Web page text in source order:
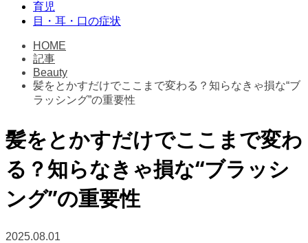
育児
目・耳・口の症状
HOME
記事
Beauty
髪をとかすだけでここまで変わる？知らなきゃ損な“ブ
ラッシング”の重要性
髪をとかすだけでここまで変わ
る？知らなきゃ損な“ブラッシ
ング”の重要性
2025.08.01